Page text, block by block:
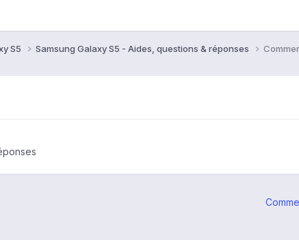
S5 Samsung Galaxy S5 - Aides, questions & réponses